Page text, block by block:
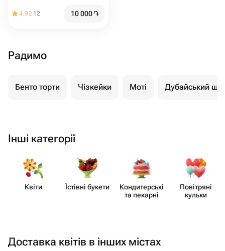
4.92 12 10 000֏
Радимо
Бенто торти Чізкейки Моті Дубайський
Інші категорії
Квіти Їстівні букети
Кондит​ерські
та пекарні
Повітряні
кульки
Доставка квітів в інших містах